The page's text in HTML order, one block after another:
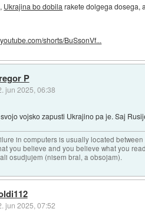
Ukrajina bo dobila rakete dolgega dosega,
shorts/BuSsonVf...
P
jun 2025, 06:38
vojsko zapusti Ukrajino pa je. Saj
in computers is usually located
you believe and you believe what you
osudjujem (nisem bral, a obsojam).
jun 2025, 07:52